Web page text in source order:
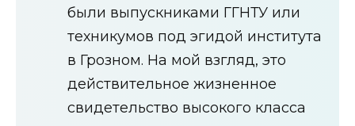
были выпускниками ГГНТУ или
техникумов под эгидой института
в Грозном. На мой взгляд, это
действительное жизненное
свидетельство высокого класса